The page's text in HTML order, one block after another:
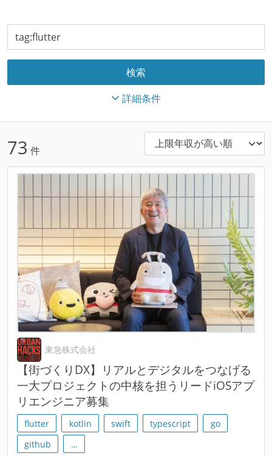
詳細条件
73 件
東急株式会社
【街づくりDX】リアルとデジタルをつなげる
一大プロジェクトの中核を担うリードiOSアプ
リエンジニア募集
flutter kotlin swift typescript
go
github
…